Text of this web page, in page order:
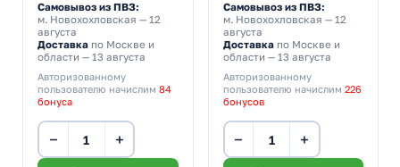
Самовывоз из ПВЗ:
м. Новохохловская — 12
августа
Доставка по Москве и
области — 13 августа
Авторизованному
пользователю начислим 84
бонуса
− +
Самовывоз из ПВЗ:
м. Новохохловская — 12
августа
Доставкапо Москве и
области — 13 августа
Авторизованному
пользователю начислим 226
бонусов
− +